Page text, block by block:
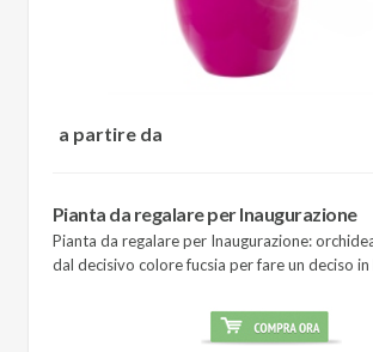
a partire da
Pianta da regalare per Inaugurazione
Pianta da regalare per Inaugurazione:
dal decisivo colore fucsia per fare un deciso